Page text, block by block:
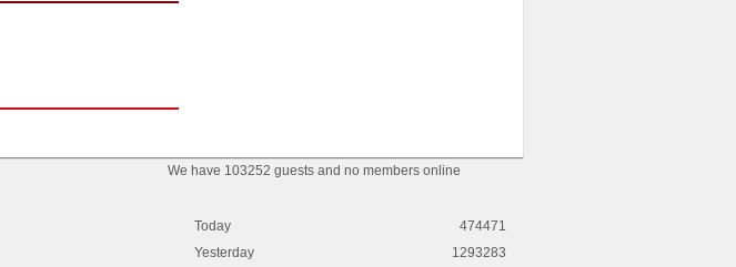
We have 103252 guests and no members online
Today
Yesterday
474471
1293283